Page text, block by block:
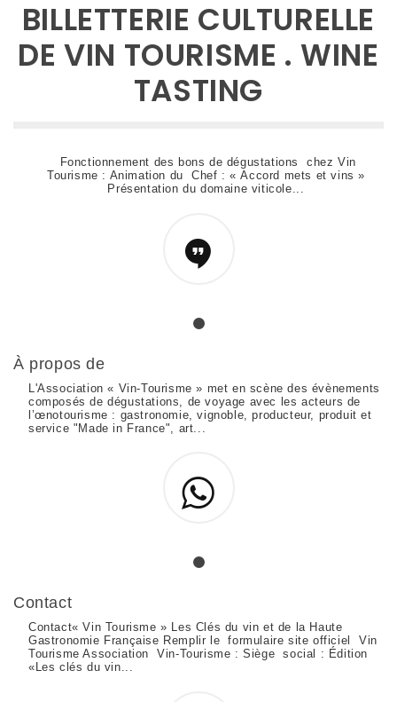
BILLETTERIE CULTURELLE
DE VIN TOURISME . WINE
TASTING
Fonctionnement des bons de dégustations chez Vin
Tourisme : Animation du Chef : « Accord mets et vins »
Présentation du domaine viticole...
À propos de
L'Association « Vin-Tourisme » met en scène des évènements
composés de dégustations, de voyage avec les acteurs de
l’œnotourisme : gastronomie, vignoble, producteur, produit et
service "Made in France", art...
Contact
Contact« Vin Tourisme » Les Clés du vin et de la Haute
Gastronomie Française Remplir le formulaire site officiel Vin
Tourisme Association Vin-Tourisme : Siège social : Édition
«Les clés du vin...